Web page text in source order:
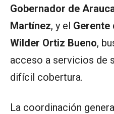
Gobernador de
Martínez, y el Gerente
Wilder Ortiz Bueno,
acceso a servicios de
difícil cobertura.
La coordinación